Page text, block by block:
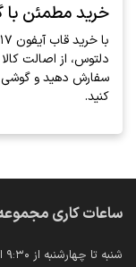
خرید مطمئن با
دلتوس، از اصالت
سفارش دهید و گوشی
کنید.
ساعات کاری
شنبه تا چهارشنبه از ۹:۳۰ الی ۱۸:۳۰